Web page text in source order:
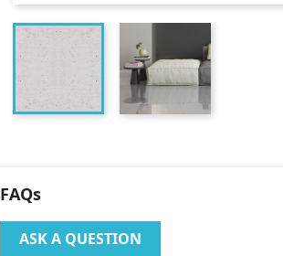
FAQs
ASK A QUESTION